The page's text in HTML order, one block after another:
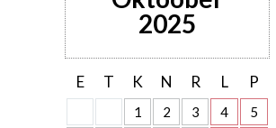
2025
E T K N R L P
1 2 3 4
5